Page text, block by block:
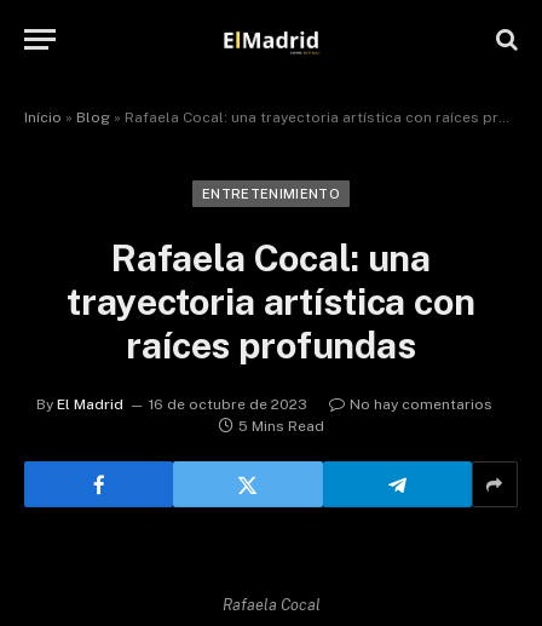
Início » Blog » Rafaela Cocal: una trayectoria artística con raíces profundas
ENTRETENIMIENTO
Rafaela Cocal: una
trayectoria artística con
raíces profundas
By El Madrid 16 de octubre de 2023
No hay comentarios
5 Mins Read
Rafaela Cocal